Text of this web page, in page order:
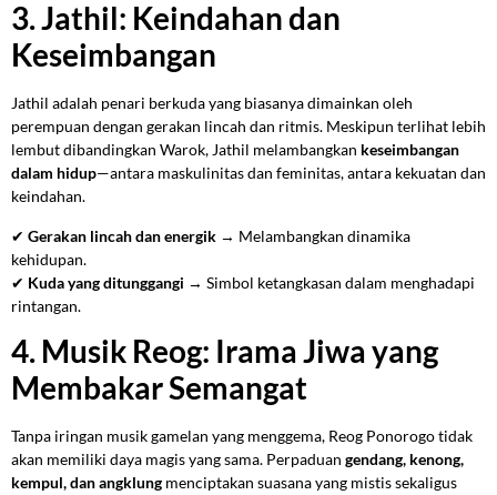
3. Jathil: Keindahan dan
Keseimbangan
Jathil adalah penari berkuda yang biasanya dimainkan oleh
perempuan dengan gerakan lincah dan ritmis. Meskipun terlihat lebih
lembut dibandingkan Warok, Jathil melambangkan keseimbangan
dalam hidup—antara maskulinitas dan feminitas, antara kekuatan dan
keindahan.
✔ Gerakan lincah dan energik → Melambangkan dinamika
kehidupan.
✔ Kuda yang ditunggangi → Simbol ketangkasan dalam menghadapi
rintangan.
4. Musik Reog: Irama Jiwa yang
Membakar Semangat
Tanpa iringan musik gamelan yang menggema, Reog Ponorogo tidak
akan memiliki daya magis yang sama. Perpaduan gendang, kenong,
kempul, dan angklung menciptakan suasana yang mistis sekaligus